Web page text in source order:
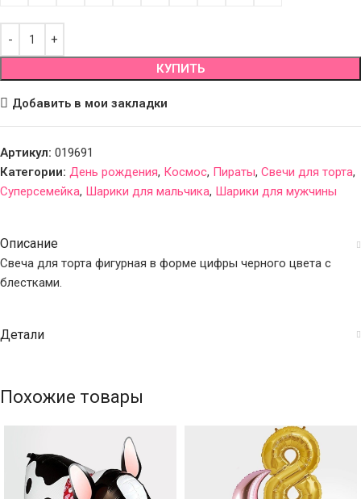
КУПИТЬ
Добавить в мои закладки
Артикул: 019691
Категории: День рождения, Космос, Пираты, Свечи для торта,
Суперсемейка, Шарики для мальчика, Шарики для мужчины
Описание
Свеча для торта фигурная в форме цифры черного цвета с
блестками.
Детали
Похожие товары